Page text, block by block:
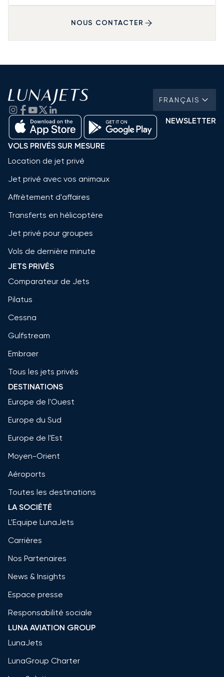
NOUS CONTACTER
FRANÇAIS
NEWSLETTER
VOLS PRIVÉS SUR MESURE
Location de jet privé
Jet privé avec vos animaux
Affrètement d'affaires
Transferts en hélicoptère
Jet privé pour groupes
Vols de dernière minute
JETS PRIVÉS
Comparateur de Jets
Pilatus
Cessna
Gulfstream
Embraer
Tous les jets privés
DESTINATIONS
Europe de l'Ouest
Europe du Sud
Europe de l'Est
Moyen-Orient
Aéroports
Toutes les destinations
LA SOCIÉTÉ
L'Equipe LunaJets
Carrières
Nos Partenaires
News & Insights
Espace presse
Responsabilité sociale
LUNA AVIATION GROUP
LunaJets
LunaGroup Charter